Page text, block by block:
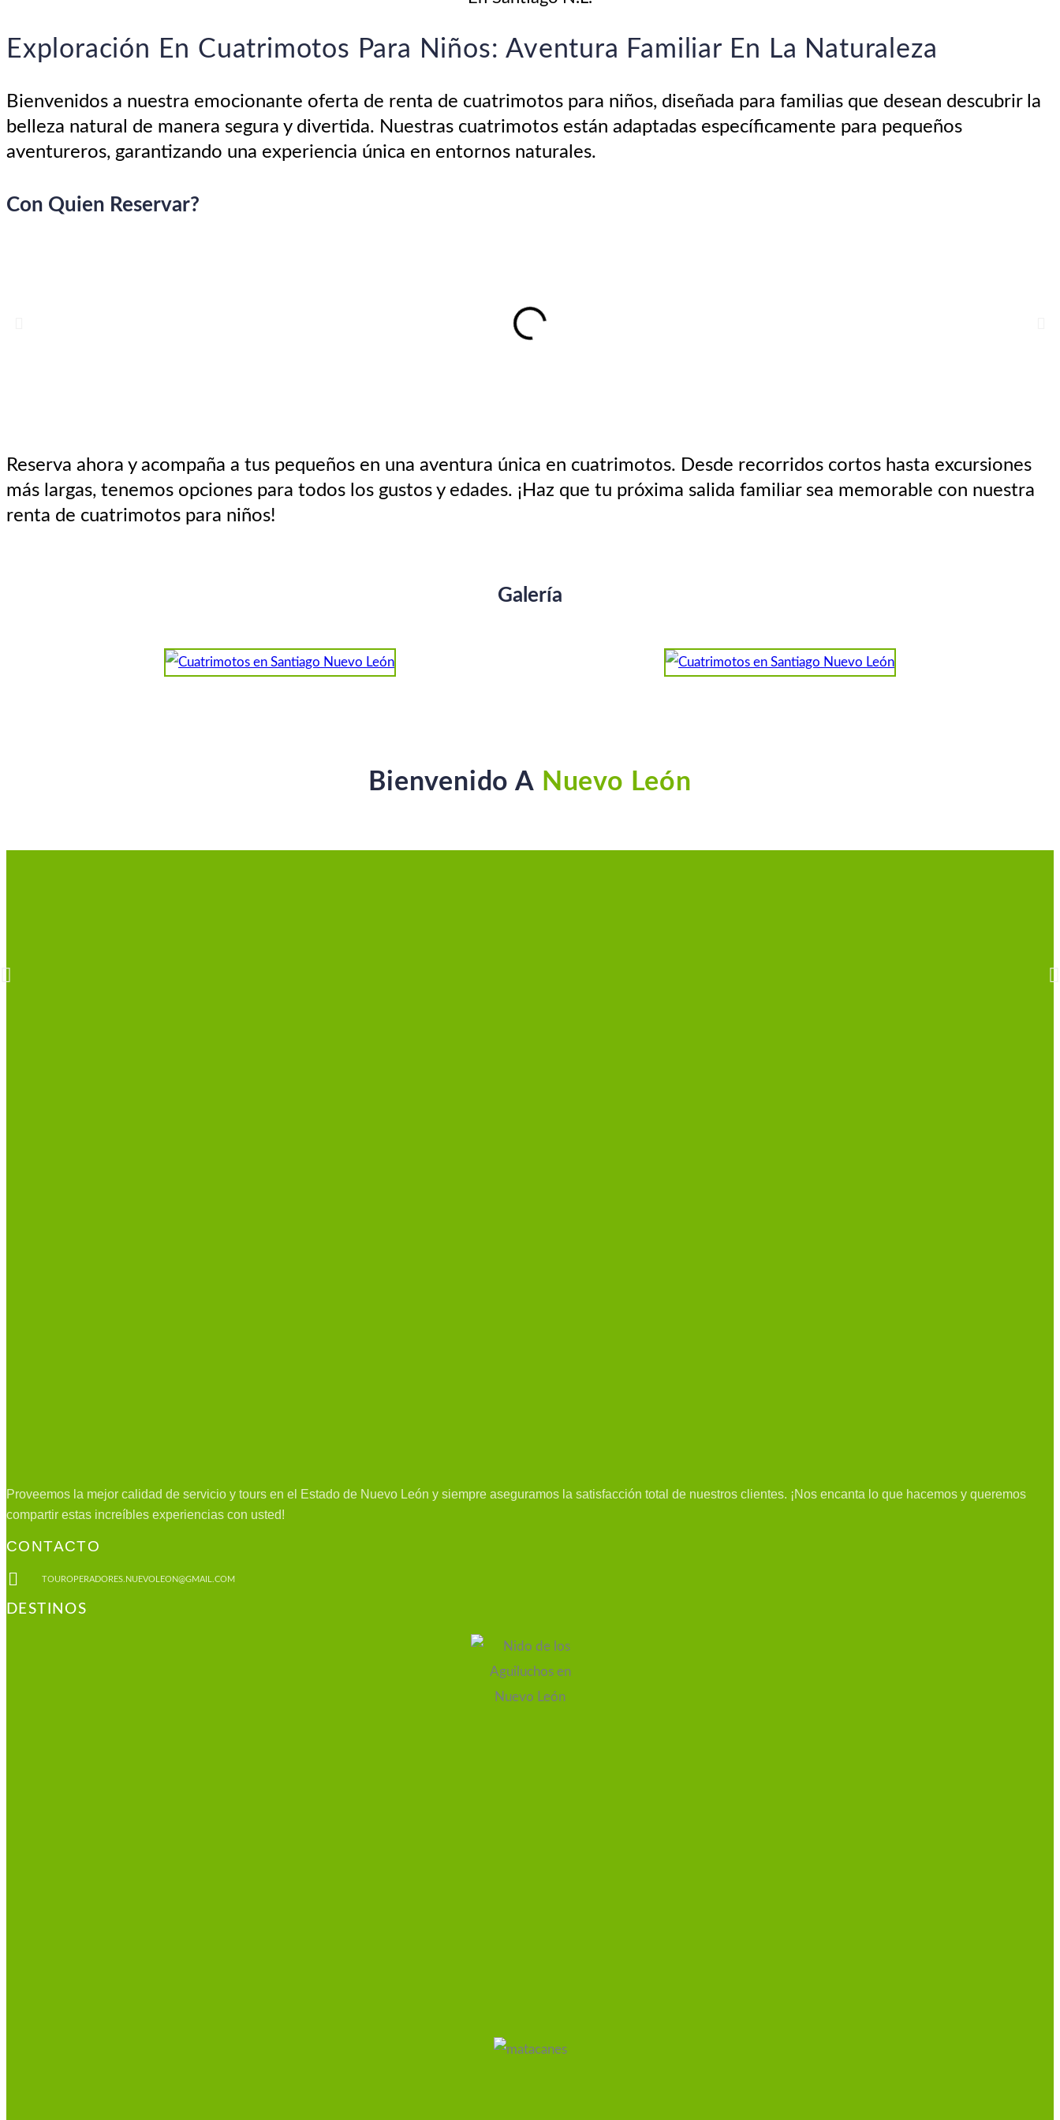
Exploración En Cuatrimotos Para Niños: Aventura Familiar En La Naturaleza
Bienvenidos a nuestra emocionante oferta de renta de cuatrimotos para niños, diseñada para familias que desean descubrir la
belleza natural de manera segura y divertida. Nuestras cuatrimotos están adaptadas específicamente para pequeños
aventureros, garantizando una experiencia única en entornos naturales.
Con Quien Reservar?
Reserva ahora y acompaña a tus pequeños en una aventura única en cuatrimotos. Desde recorridos cortos hasta excursiones
más largas, tenemos opciones para todos los gustos y edades. ¡Haz que tu próxima salida familiar sea memorable con nuestra
renta de cuatrimotos para niños!
Galería
Bienvenido A Nuevo León
Proveemos la mejor calidad de servicio y tours en el Estado de Nuevo León y siempre aseguramos la satisfacción total de nuestros clientes. ¡Nos encanta lo que hacemos y queremos
compartir estas increíbles experiencias con usted!
CONTACTO
TOUROPERADORES.NUEVOLEON@GMAIL.COM
DESTINOS